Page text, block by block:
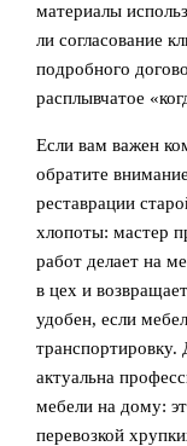
материалы
ли согласование
подробного
расплывчатое
Если вам важен
обратите
реставрации
хлопоты: мастер
работ делает на
в цех и
удобен, если
транспортировку.
актуальна
мебели на дому:
перевозкой